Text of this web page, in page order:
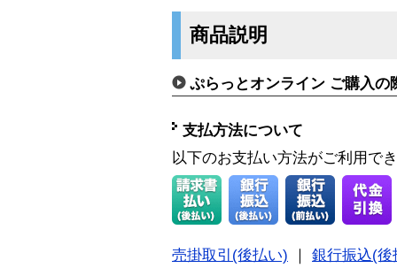
商品説明
ぷらっとオンライン ご購入の
支払方法について
以下のお支払い方法がご利用で
売掛取引(後払い)
銀行振込(後